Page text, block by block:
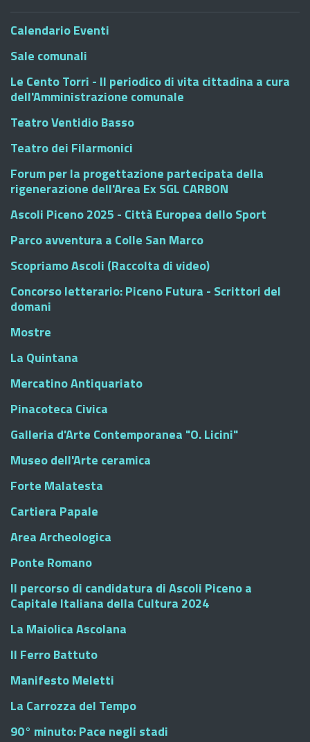
Calendario Eventi
Sale comunali
Le Cento Torri - Il periodico di vita cittadina a cura
dell'Amministrazione comunale
Teatro Ventidio Basso
Teatro dei Filarmonici
Forum per la progettazione partecipata della
rigenerazione dell'Area Ex SGL CARBON
Ascoli Piceno 2025 - Città Europea dello Sport
Parco avventura a Colle San Marco
Scopriamo Ascoli (Raccolta di video)
Concorso letterario: Piceno Futura - Scrittori del
domani
Mostre
La Quintana
Mercatino Antiquariato
Pinacoteca Civica
Galleria d'Arte Contemporanea "O. Licini"
Museo dell'Arte ceramica
Forte Malatesta
Cartiera Papale
Area Archeologica
Ponte Romano
Il percorso di candidatura di Ascoli Piceno a
Capitale Italiana della Cultura 2024
La Maiolica Ascolana
Il Ferro Battuto
Manifesto Meletti
La Carrozza del Tempo
90° minuto: Pace negli stadi